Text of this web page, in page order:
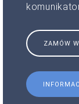
ZAMÓW